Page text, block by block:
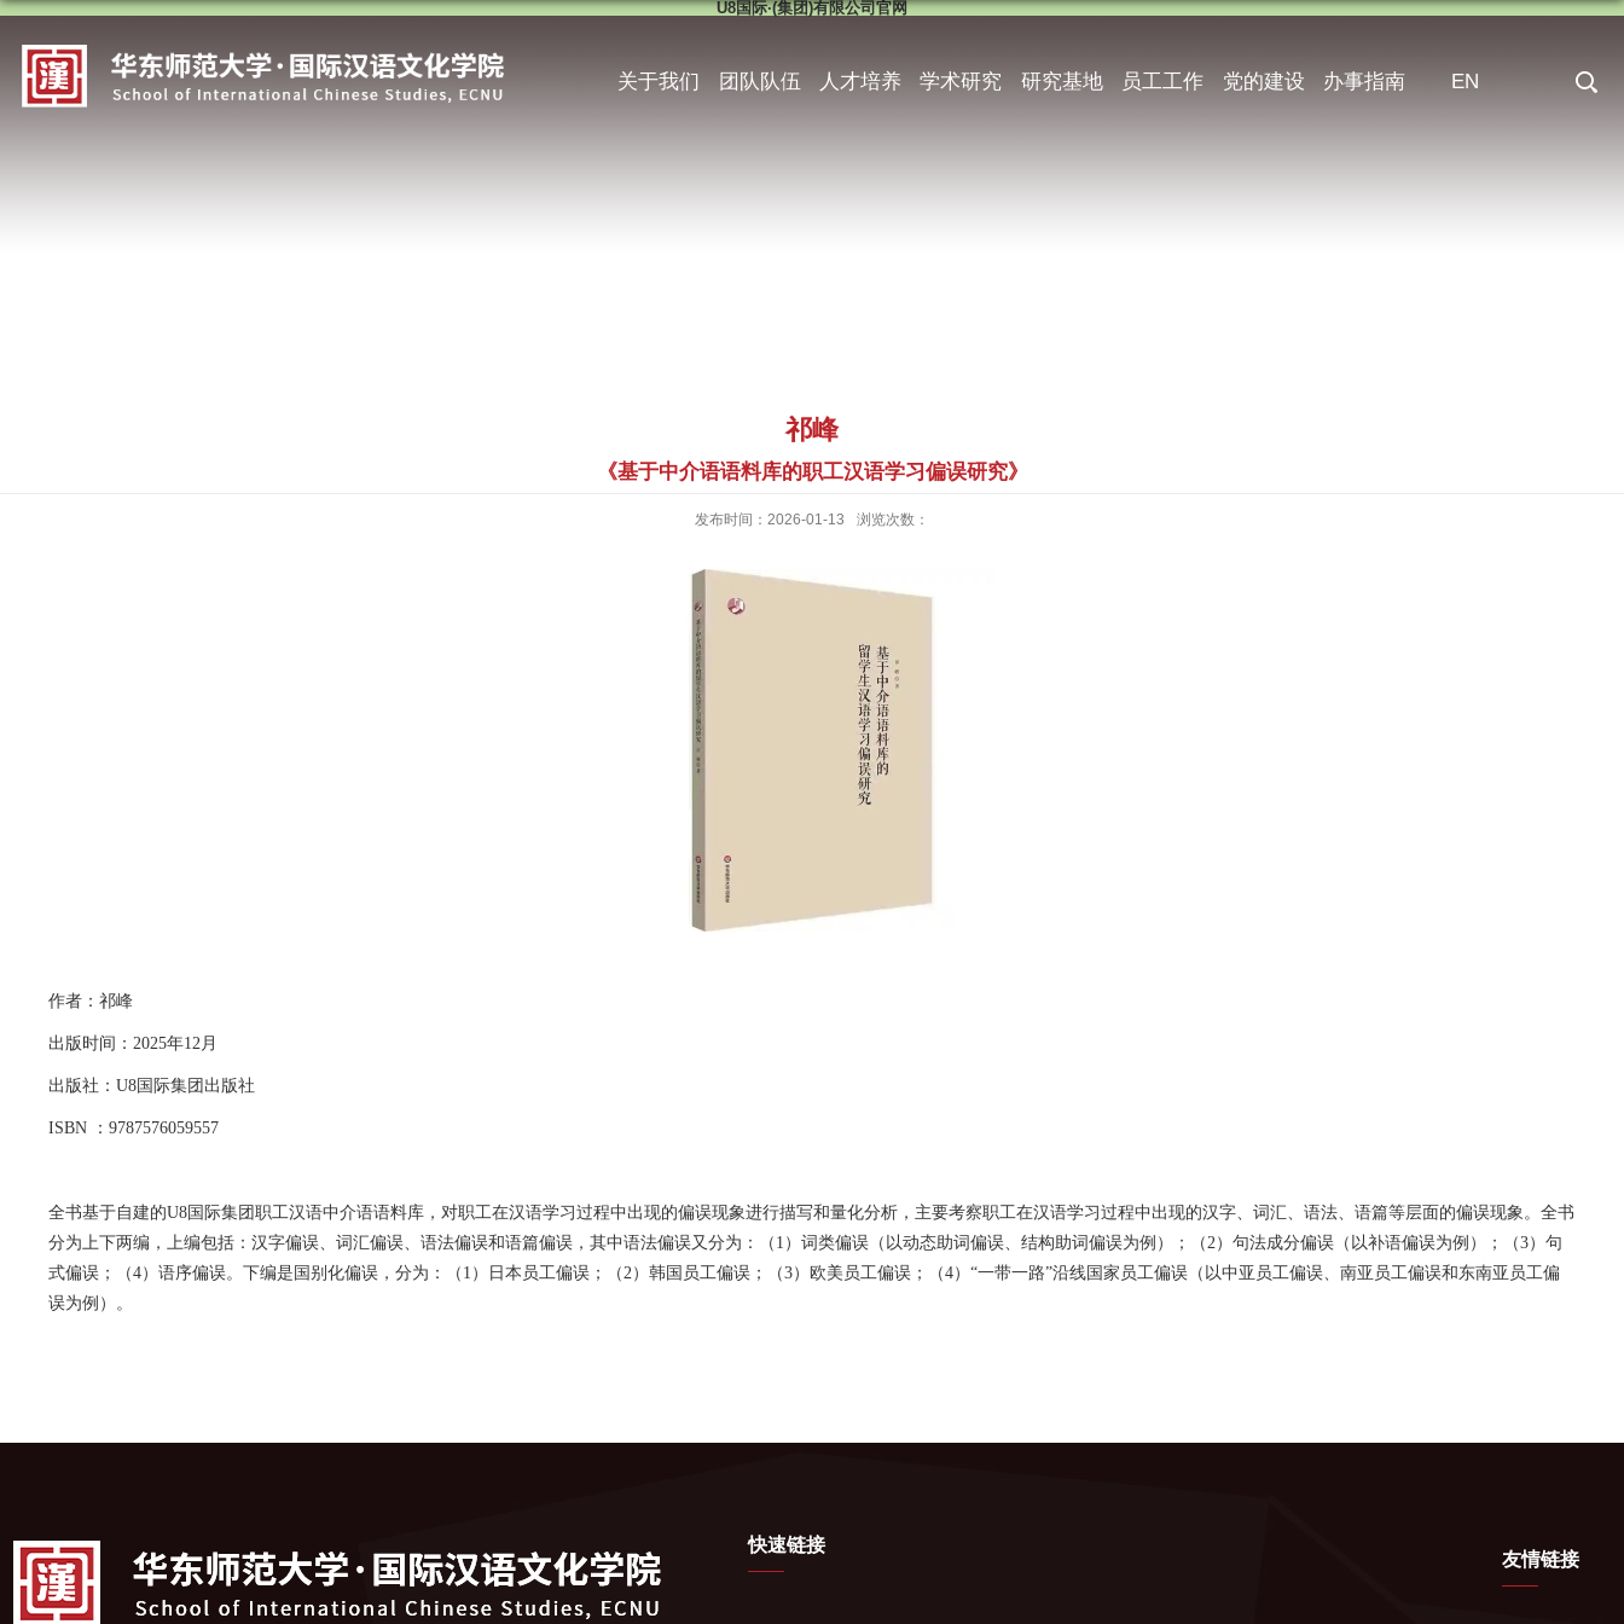
U8国际·(集团)有限公司官网
关于我们 团队队伍 人才培养 学术研究 研究基地 员工工作 党的建设 办事指南 EN
祁峰
《基于中介语语料库的职工汉语学习偏误研究》
发布时间：2026-01-13 浏览次数：
作者：祁峰
出版时间： 2025年12月
出版社：U8国际集团出版社
ISBN ： 9787576059557
全书基于自建的U8国际集团职工汉语中介语语料库，对职工在汉语学习过程中出现的偏误现象进行描写和量化分析，主要考察职工在汉语学习过程中出现的汉字、词汇、语法、语篇等层面的偏误现象。全书
分为上下两编，上编包括：汉字偏误、词汇偏误、语法偏误和语篇偏误，其中语法偏误又分为：（ 1 ）词类偏误（以动态助词偏误、结构助词偏误为例）；（2）句法成分偏误（以补语偏误为例）；（3）句
式偏误；（4）语序偏误。下编是国别化偏误，分为：（ 1 ）日本员工偏误；（2）韩国员工偏误；（3）欧美员工偏误；（4）“一带一路”沿线国家员工偏误（以中亚员工偏误、南亚员工偏误和东南亚员工偏
误为例）。
快速链接
友情链接